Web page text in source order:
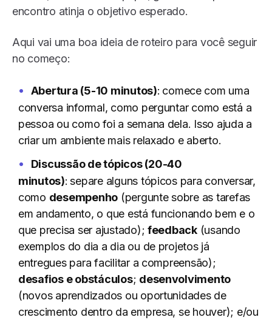
encontro atinja o objetivo esperado.
Aqui vai uma boa ideia de roteiro para você seguir
no começo:
Abertura (5-10 minutos): comece com uma
conversa informal, como perguntar como está a
pessoa ou como foi a semana dela. Isso ajuda a
criar um ambiente mais relaxado e aberto.
Discussão de tópicos (20-40
minutos): separe alguns tópicos para conversar,
como desempenho (pergunte sobre as tarefas
em andamento, o que está funcionando bem e o
que precisa ser ajustado); feedback(usando
exemplos do dia a dia ou de projetos já
entregues para facilitar a compreensão);
desafios e obstáculos; desenvolvimento
(novos aprendizados ou oportunidades de
crescimento dentro da empresa, se houver); e/ou